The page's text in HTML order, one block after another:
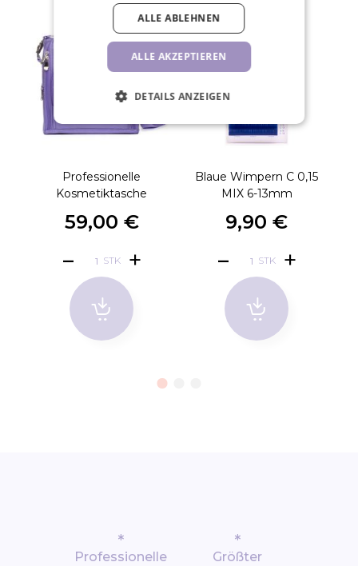
Professionelle
Kosmetiktasche
59,00 €
STK
Blaue Wimpern C 0,15
MIX 6-13mm
9,90 €
STK
*
Professionelle
*
Größter
ALLE AKZEPTIEREN
ALLE ABLEHNEN
DETAILS ANZEIGEN